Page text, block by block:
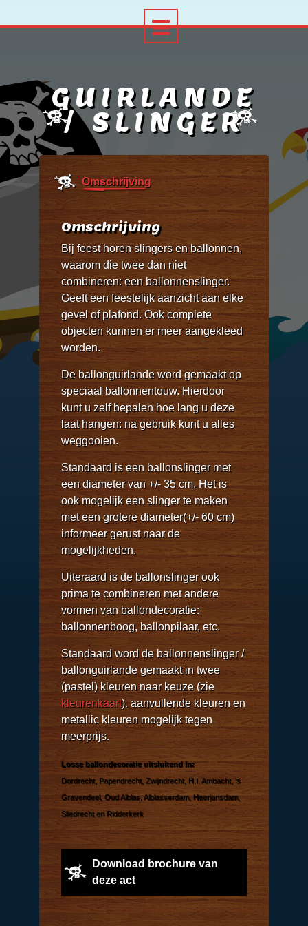
GUIRLANDE
/ SLINGER
Omschrijving
Omschrijving
Bij feest horen slingers en ballonnen,
waarom die twee dan niet
combineren: een ballonnenslinger.
Geeft een feestelijk aanzicht aan elke
gevel of plafond. Ook complete
objecten kunnen er meer aangekleed
worden.
De ballonguirlande word gemaakt op
speciaal ballonnentouw. Hierdoor
kunt u zelf bepalen hoe lang u deze
laat hangen: na gebruik kunt u alles
weggooien.
Standaard is een ballonslinger met
een diameter van +/- 35 cm. Het is
ook mogelijk een slinger te maken
met een grotere diameter(+/- 60 cm)
informeer gerust naar de
mogelijkheden.
Uiteraard is de ballonslinger ook
prima te combineren met andere
vormen van ballondecoratie:
ballonnenboog, ballonpilaar, etc.
Standaard word de ballonnenslinger /
ballonguirlande gemaakt in twee
(pastel) kleuren naar keuze (zie
kleurenkaart). aanvullende kleuren en
metallic kleuren mogelijk tegen
meerprijs.
Losse ballondecoratie uitsluitend in:
Dordrecht, Papendrecht, Zwijndrecht, H.I. Ambacht, 's
Gravendeel, Oud Alblas, Alblasserdam, Heerjansdam,
Sliedrecht en Ridderkerk
Download brochure van
deze act